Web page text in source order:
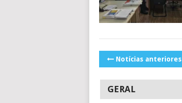
POSTS
Notícias anteriores
GERAL